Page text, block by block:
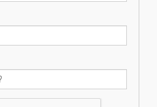
novas tecnologias em
do segundo semestre